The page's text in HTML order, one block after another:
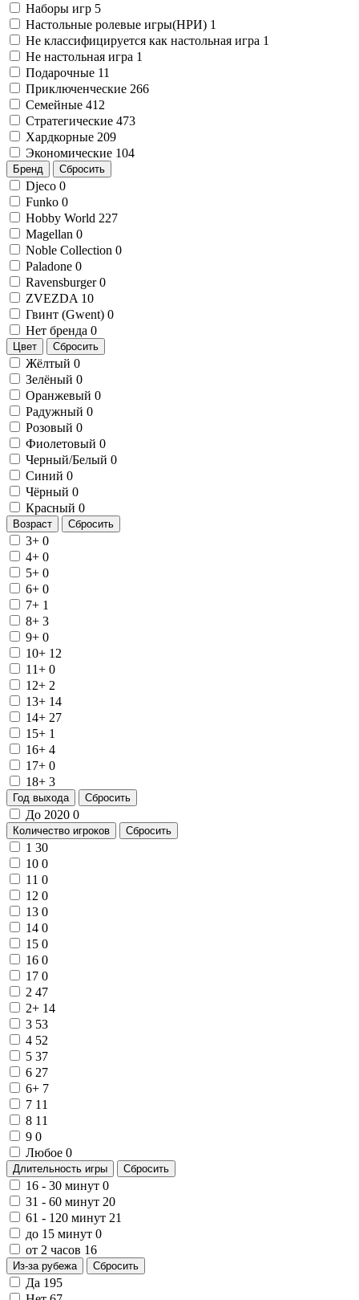
Наборы игр 5
Настольные ролевые игры(НРИ) 1
Не классифицируется как настольная игра 1
Не настольная игра 1
Подарочные 11
Приключенческие 266
Семейные 412
Стратегические 473
Хардкорные 209
Экономические 104
Бренд Сбросить
Djeco 0
Funko 0
Hobby World 227
Magellan 0
Noble Collection 0
Paladone 0
Ravensburger 0
ZVEZDA 10
Гвинт (Gwent) 0
Нет бренда 0
Цвет Сбросить
Жёлтый 0
Зелёный 0
Оранжевый 0
Радужный 0
Розовый 0
Фиолетовый 0
Черный/Белый 0
Синий 0
Чёрный 0
Красный 0
Возраст Сбросить
3+ 0
4+ 0
5+ 0
6+ 0
7+ 1
8+ 3
9+ 0
10+ 12
11+ 0
12+ 2
13+ 14
14+ 27
15+ 1
16+ 4
17+ 0
18+ 3
Год выхода Сбросить
До 2020 0
Количество игроков Сбросить
1 30
10 0
11 0
12 0
13 0
14 0
15 0
16 0
17 0
2 47
2+ 14
3 53
4 52
5 37
6 27
6+ 7
7 11
8 11
9 0
Любое 0
Длительность игры Сбросить
16 - 30 минут 0
31 - 60 минут 20
61 - 120 минут 21
до 15 минут 0
от 2 часов 16
Из-за рубежа Сбросить
Да 195